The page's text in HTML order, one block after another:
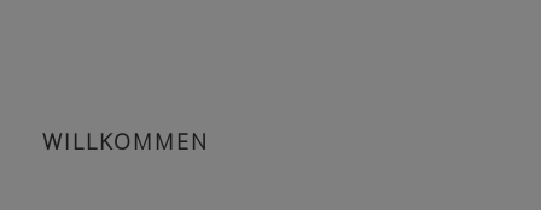
WILLKOMMEN